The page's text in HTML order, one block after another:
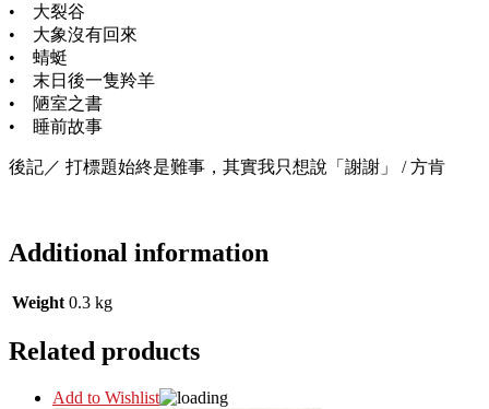
• 大裂谷
• 大象沒有回來
• 蜻蜓
• 末日後一隻羚羊
• 陋室之書
• 睡前故事
後記／ 打標題始終是難事，其實我只想說「謝謝」 / 方肯
Additional information
Weight 0.3 kg
Related products
Add to Wishlist